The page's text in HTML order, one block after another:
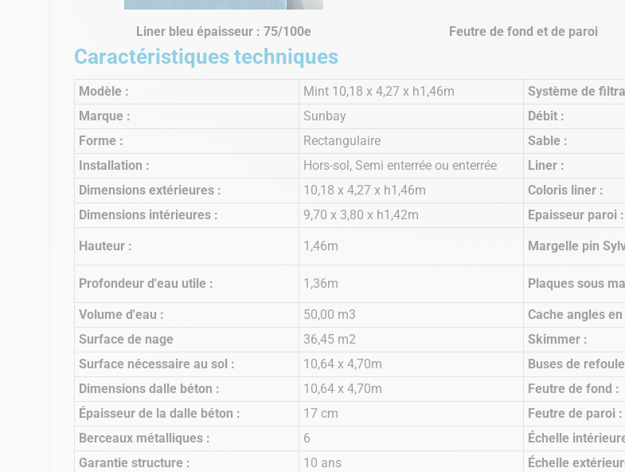
Liner bleu épaisseur : 75/100e Feutre de fond et de paroi
Caractéristiques techniques
Modèle : Mint 10,18 x 4,27 x h1,46m Système de
Marque :
Sunbay Débit :
Forme :
Rectangulaire Sable :
Installation :
Hors-sol, Semi enterrée ou enterrée Liner :
Dimensions extérieures :
10,18 x 4,27 x h1,46m Coloris liner :
Dimensions intérieures :
9,70 x 3,80 x h1,42m Epaisseur paroi :
Hauteur : 1,46m Margelle pin
Profondeur d'eau utile : 1,36m Plaques sous
Volume d'eau : 50,00 m3 Cache angles
Surface de nage
36,45 m2 Skimmer :
Surface nécessaire au sol :
10,64 x 4,70m Buses de
Dimensions dalle béton :
10,64 x 4,70m Feutre de fond :
Épaisseur de la dalle béton :
17 cm Feutre de paroi :
Berceaux métalliques :
6 Échelle
Garantie structure :
10 ans Échelle